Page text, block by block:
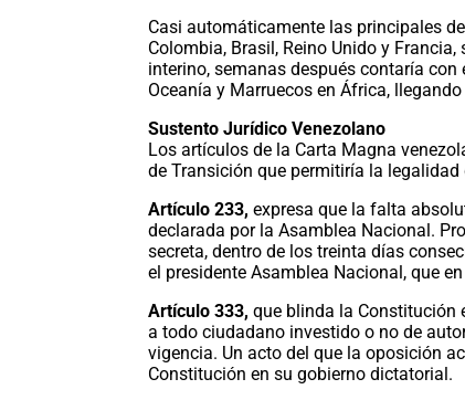
Casi automáticamente las principales
Colombia, Brasil, Reino Unido y
interino, semanas después contaría
Oceanía y Marruecos en África,
Sustento Jurídico Venezolano
Los artículos de la Carta Magna
de Transición que permitiría la legalidad
Artículo 233, expresa que la falta
declarada por la Asamblea Nacional.
secreta, dentro de los treinta días
el presidente Asamblea Nacional, que
Artículo 333, que blinda la Constitución
a todo ciudadano investido o no de
vigencia. Un acto del que la oposición
Constitución en su gobierno dictatorial.